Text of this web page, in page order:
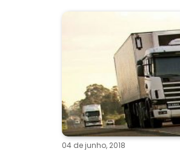
04 de junho, 2018